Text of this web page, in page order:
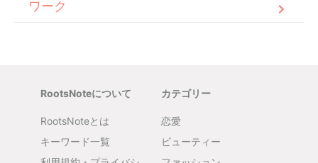
ワーク
RootsNoteについて
RootsNoteとは
キーワード一覧
カテゴリー
恋愛
ビューティー